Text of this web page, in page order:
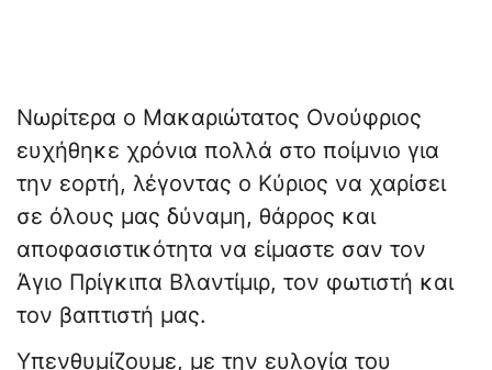
Νωρίτερα ο Μακαριώτατος Ονούφριος
ευχήθηκε χρόνια πολλά στο ποίμνιο για
την εορτή, λέγοντας ο Κύριος να χαρίσει
σε όλους μας δύναμη, θάρρος και
αποφασιστικότητα να είμαστε σαν τον
Άγιο Πρίγκιπα Βλαντίμιρ, τον φωτιστή και
τον βαπτιστή μας.
Υπενθυμίζουμε, με την ευλογία του